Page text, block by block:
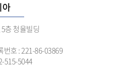
아
층 청율빌딩
번호 : 221-86-03869
515-5044